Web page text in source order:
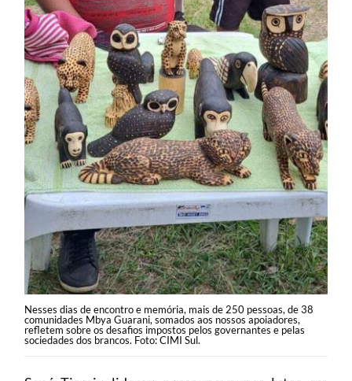
Nesses dias de encontro e memória, mais de 250 pessoas, de 38
comunidades Mbya Guarani, somados aos nossos apoiadores,
refletem sobre os desafios impostos pelos governantes e pelas
sociedades dos brancos. Foto: CIMI Sul.